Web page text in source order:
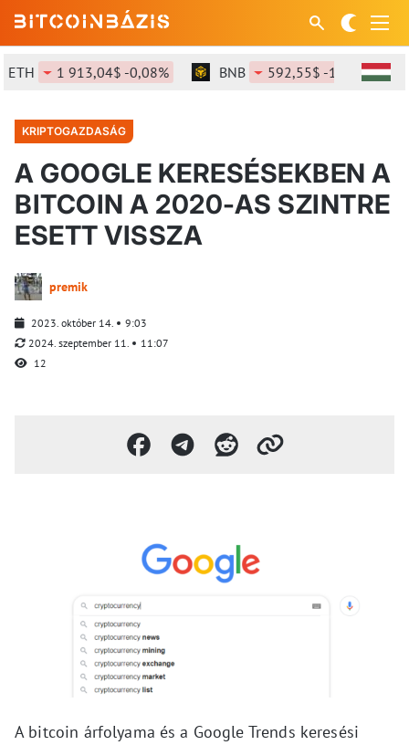
1 913,04$ -0,08% BNB 592,55$ -1,3% SOL
KRIPTOGAZDASÁG
A GOOGLE KERESÉSEKBEN A
BITCOIN A 2020-AS SZINTRE
ESETT VISSZA
premik
2023. október 14.
9:03
2024. szeptember 11.
11:07
12
A bitcoin árfolyama és a Google Trends keresési